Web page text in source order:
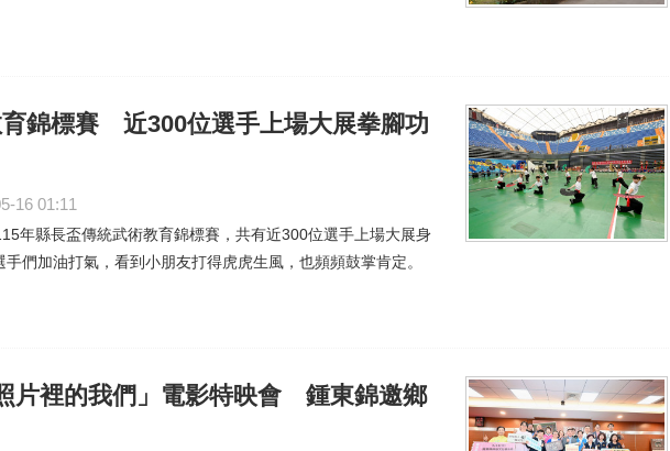
錦標賽 近300位選手上場大展拳腳功
16 01:11
年縣長盃傳統武術教育錦標賽，共有近300位選手上場大展身
們加油打氣，看到小朋友打得虎虎生風，也頻頻鼓掌肯定。
片裡的我們」電影特映會 鍾東錦邀鄉